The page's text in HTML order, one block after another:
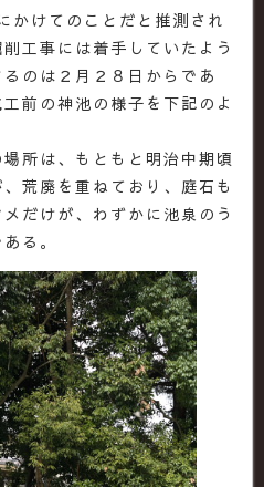
かけてのことだと推測され
工事には着手していたよう
のは２月２８日からであ
前の神池の様子を下記のよ
、もともと明治中期頃
荒廃を重ねており、庭石も
だけが、わずかに池泉のう
る。